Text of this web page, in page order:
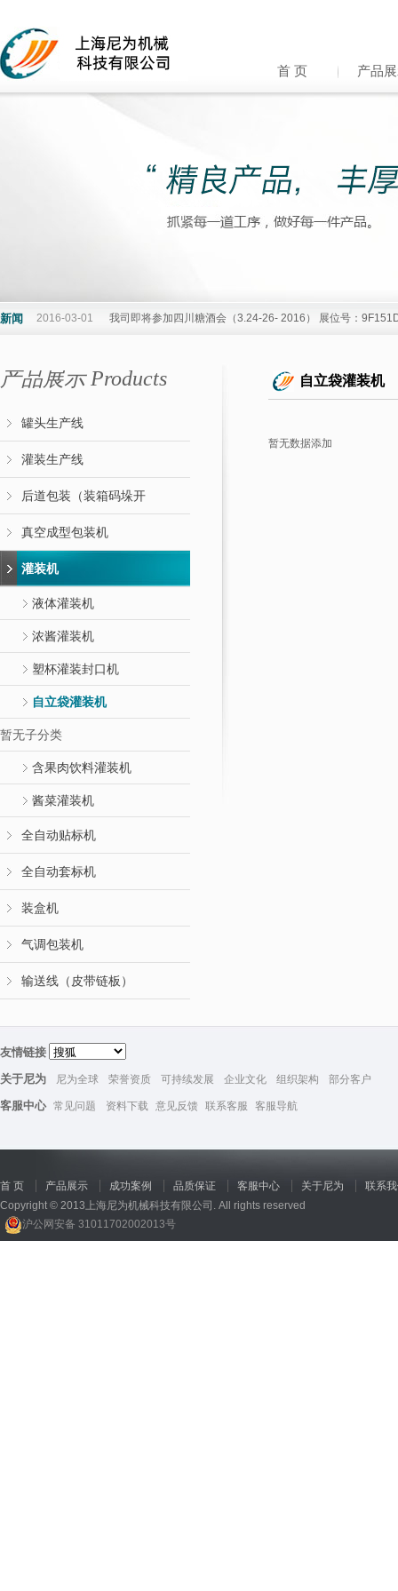
首 页 产品
新闻 2016-03-01 我司即将参加四川糖酒会（3.24-26- 2016） 展位号：
产品展示 Products
罐头生产线
灌装生产线
后道包装（装箱码垛开
真空成型包装机
灌装机
液体灌装机
浓酱灌装机
塑杯灌装封口机
自立袋灌装机
暂无子分类
含果肉饮料灌装机
酱菜灌装机
全自动贴标机
全自动套标机
装盒机
气调包装机
输送线（皮带链板）
自立袋灌装机
暂无数据添加
友情链接
关于尼为
尼为全球 荣誉资质 可持续发展 企业文化 组织架构 部分客户
客服中心 常见问题 资料下载 意见反馈 联系客服 客服导航
首 页 产品展示 成功案例 品质保证 客服中心 关于尼为
联系
Copyright © 2013上海尼为机械科技有限公司. All rights reserved
沪公网安备 31011702002013号